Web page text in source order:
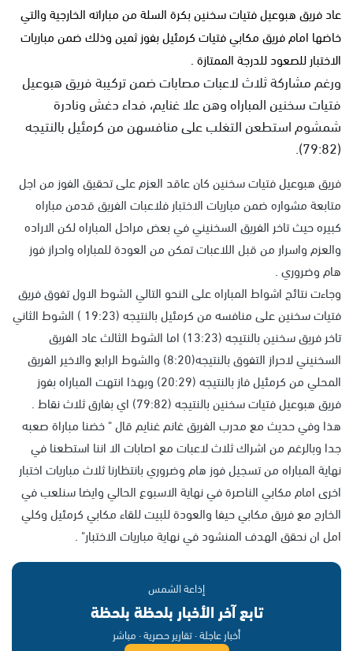
عاد فريق هبوعيل فتيات سخنين بكرة السلة من مباراته الخارجية والتي
خاضها امام فريق مكابي فتيات كرمئيل بفوز ثمين وذلك ضمن مباريات
الاختبار للصعود للدرجة الممتازة .
ورغم مشاركة ثلاث لاعبات مصابات ضمن تركيبة فريق هبوعيل
فتيات سخنين المباراه وهن علا غنايم، فداء دغش ونادرة
شمشوم استطعن التغلب على منافسهن من كرمئيل بالنتيجه
(79:82).
فريق هبوعيل فتيات سخنين كان عاقد العزم على تحقيق الفوز من اجل
متابعة مشواره ضمن مباريات الاختبار فلاعبات الفريق قدمن مباراه
كبيره حيث تاخر الفريق السخنيني في بعض مراحل المباراه لكن الاراده
والعزم واسرار من قبل اللاعبات تمكن من العودة للمباراه واحراز فوز
هام وضروري .
وجاءت نتائج اشواط المباراه على النحو التالي الشوط الاول تفوق فريق
فتيات سخنين على منافسه من كرمئيل بالنتيجه (19:23 ) الشوط الثاني
تاخر فريق سخنين بالنتيجه (13:23) اما الشوط الثالث عاد الفريق
السخنيني لاحراز التفوق بالنتيجه(8:20) والشوط الرابع والاخير الفريق
المحلي من كرمئيل فاز بالنتيجه (20:29) وبهذا انتهت المباراه بفوز
فريق هبوعيل فتيات سخنين بالنتيجه (79:82) اي بفارق ثلاث نقاط .
هذا وفي حديث مع مدرب الفريق غانم غنايم قال " خضنا مباراة صعبه
جدا وبالرغم من اشراك ثلاث لاعبات مع اصابات الا اننا استطعنا في
نهاية المباراه من تسجيل فوز هام وضروري بانتظارنا ثلاث مباريات اختبار
اخرى امام مكابي الناصرة في نهاية الاسبوع الحالي وايضا سنلعب في
الخارج مع فريق مكابي حيفا والعودة للبيت للقاء مكابي كرمئيل وكلي
امل ان نحقق الهدف المنشود في نهاية مباريات الاختبار" .
إذاعة الشمس
تابع آخر الأخبار بلحظة بلحظة
أخبار عاجلة · تقارير حصرية · مباشر